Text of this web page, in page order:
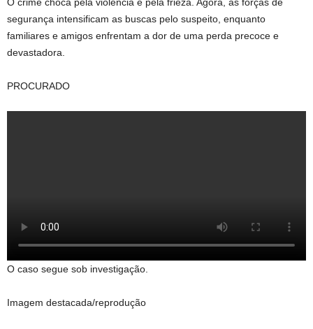
segurança intensificam as buscas pelo suspeito, enquanto
familiares e amigos enfrentam a dor de uma perda precoce e
devastadora.
PROCURADO
O caso segue sob investigação.
Imagem destacada/reprodução